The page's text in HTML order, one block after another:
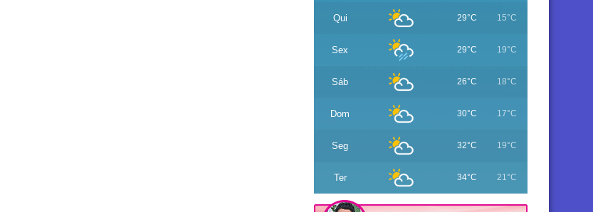
Qui 29°C 15°C
Sex 29°C 19°C
Sáb 26°C 18°C
Dom 30°C 17°C
Seg 32°C 19°C
Ter 34°C 21°C